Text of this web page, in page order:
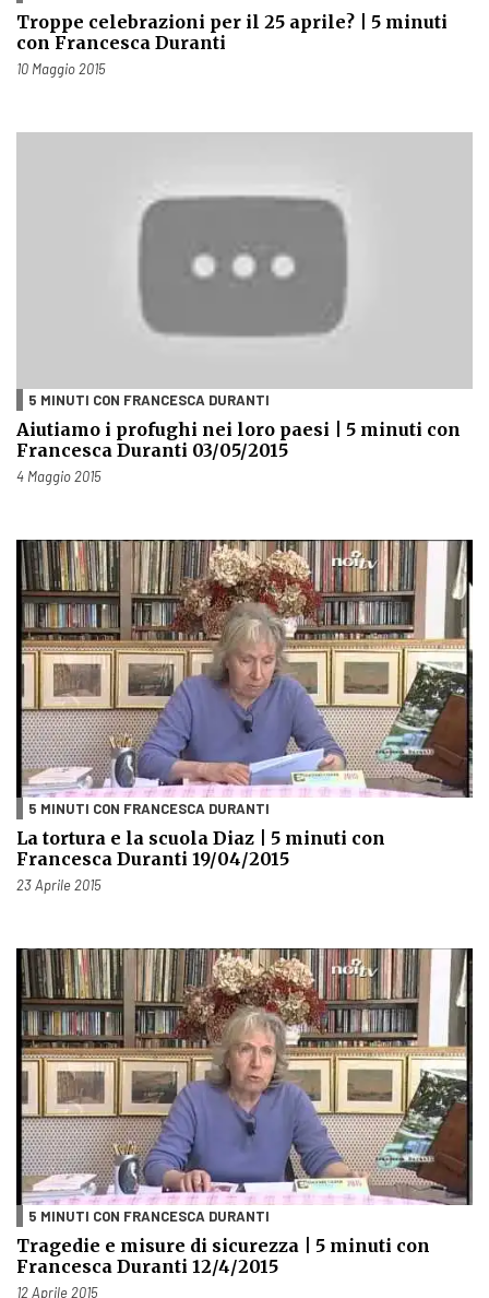
Troppe celebrazioni per il 25 aprile? | 5 minuti
con Francesca Duranti
Pubblicato il
10 Maggio 2015
5 MINUTI CON FRANCESCA DURANTI
Aiutiamo i profughi nei loro paesi | 5 minuti con
Francesca Duranti 03/05/2015
Pubblicato il
4 Maggio 2015
5 MINUTI CON FRANCESCA DURANTI
La tortura e la scuola Diaz | 5 minuti con
Francesca Duranti 19/04/2015
Pubblicato il
23 Aprile 2015
5 MINUTI CON FRANCESCA DURANTI
Tragedie e misure di sicurezza | 5 minuti con
Francesca Duranti 12/4/2015
Pubblicato il
12 Aprile 2015